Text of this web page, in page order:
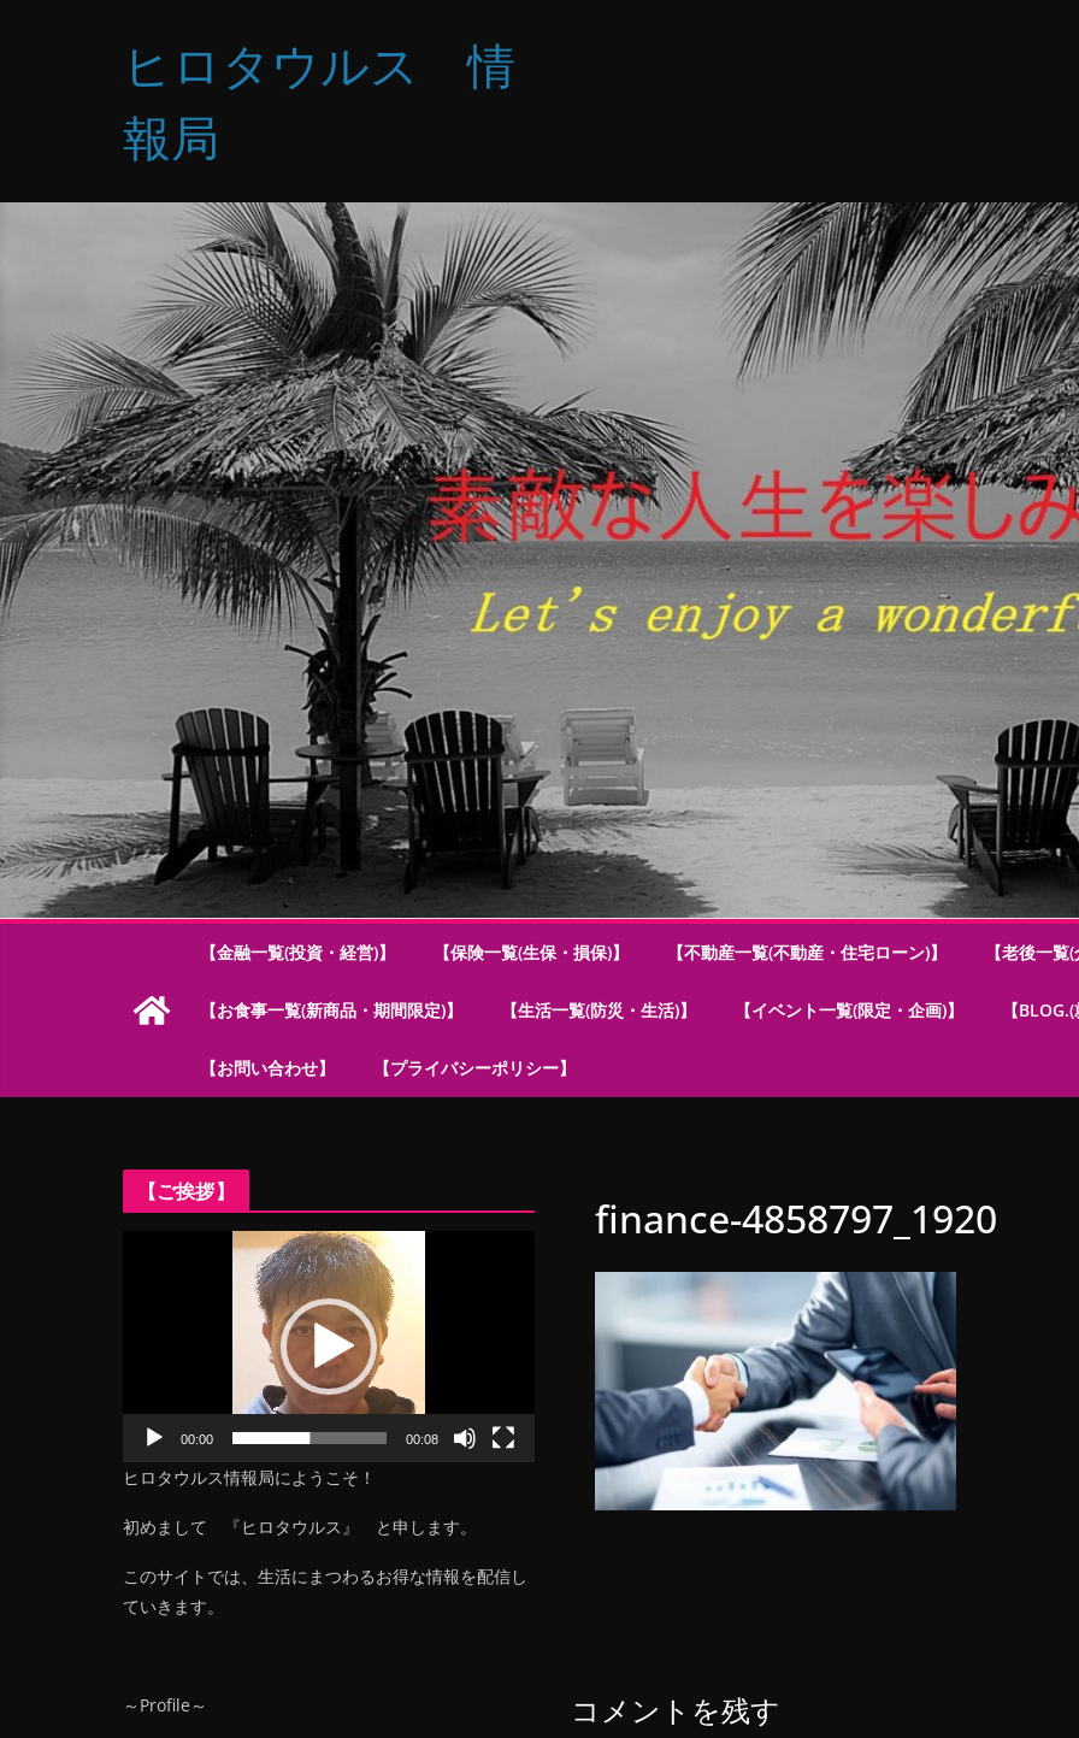
ヒロタウルス 情
報局
【金融一覧(投資・経営)】 【保険一覧(生保・損保)】 【不動産一覧(不動産・住宅ローン)】 【老後一
【お食事一覧(新商品・期間限定)】 【生活一覧(防災・生活)】 【イベント一覧(限定・企画)】 【
【お問い合わせ】 【プライバシーポリシー】
finance-4858797_1920
コメントを残す
【ご挨拶】
00:00 00:08
ヒロタウルス情報局にようこそ！
初めまして 『ヒロタウルス』 と申します。
このサイトでは、生活にまつわるお得な情報を配信し
ていきます。
～Profile～